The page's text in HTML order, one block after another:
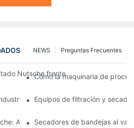
Preguntas Frecuentes
NEWS
Nutsche frente a otros métodos de
Cómo la maquinaria de
innovaciones que moldean el
Equipos de filtración y
Aplicaciones en las industrias
Secadores de bandejas al